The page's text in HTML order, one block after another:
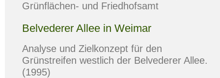
Grünflächen- und Friedhofsamt
Belvederer Allee in Weimar
Analyse und Zielkonzept für den
Grünstreifen westlich der Belvederer Allee.
(1995)